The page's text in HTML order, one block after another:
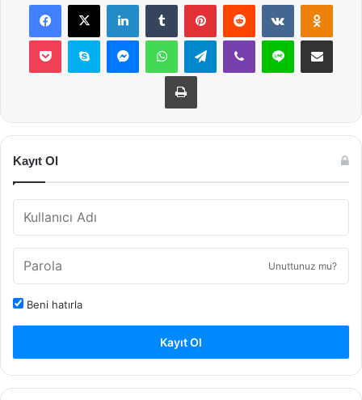
Facebook
X LinkedInTumblr PinterestReddit VKontakte
Pocket Skype MessengerWhatsAppTelegramViber Line E-Posta ile
Yazdır
Kayıt Ol
Unuttunuz mu?
Beni hatırla
Kayıt Ol